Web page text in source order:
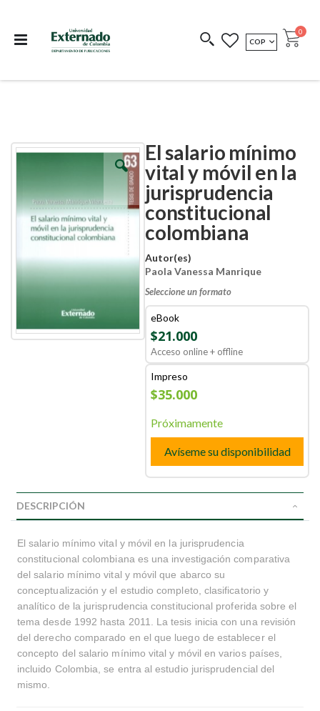
COEDICIONES REDIMIR CÓDIGO
MONEDA
COP Cart
0
El salario mínimo
vital y móvil en la
jurisprudencia
constitucional
colombiana
Autor(es)
Paola Vanessa Manrique
Seleccione un formato
eBook
$21.000
Acceso online + offline
Impreso
$35.000
Próximamente
Avíseme su disponibilidad
Skip
the
images
gallery
Skip
the
images
gallery
DESCRIPCIÓN
El salario mínimo vital y móvil en la jurisprudencia
constitucional colombiana es una investigación comparativa
del salario mínimo vital y móvil que abarco su
conceptualización y el estudio completo, clasificatorio y
analítico de la jurisprudencia constitucional proferida sobre el
tema desde 1992 hasta 2011. La tesis inicia con una revisión
del derecho comparado en el que luego de establecer el
concepto del salario mínimo vital y móvil en varios países,
incluido Colombia, se entra al estudio jurisprudencial del
mismo.